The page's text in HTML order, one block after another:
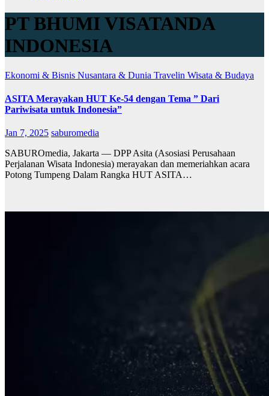
PT BHUMI VISATANDA
INDONESIA
Ekonomi & Bisnis Nusantara & Dunia Travelin Wisata & Budaya
ASITA Merayakan HUT Ke-54 dengan Tema ” Dari
Pariwisata untuk Indonesia”
Jan 7, 2025 saburomedia
SABUROmedia, Jakarta — DPP Asita (Asosiasi Perusahaan
Perjalanan Wisata Indonesia) merayakan dan memeriahkan acara
Potong Tumpeng Dalam Rangka HUT ASITA…